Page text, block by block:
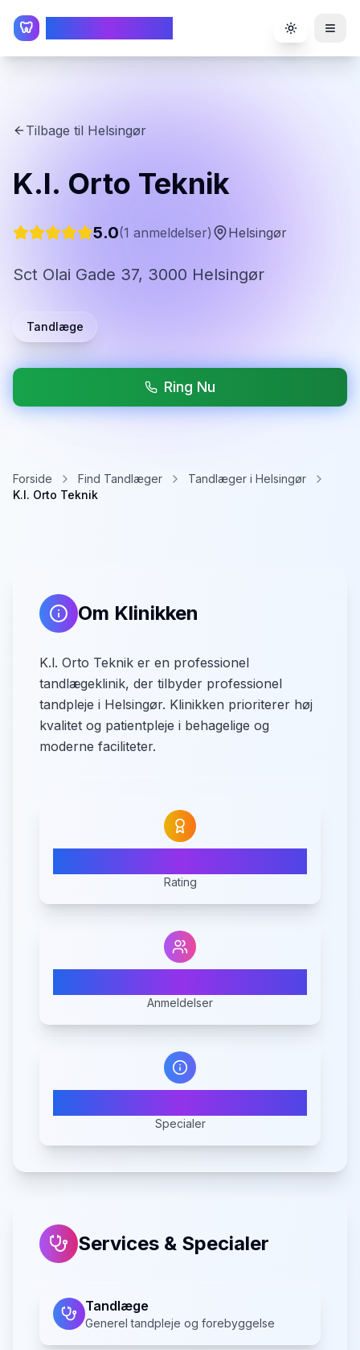
🦷 Toggle
Tilbage til Helsingør
K.l. Orto Teknik
5.0(1 anmeldelser) Helsingør
Sct Olai Gade 37, 3000 Helsingør
Tandlæge
Ring Nu
Forside Find Tandlæger
Tandlæger i Helsingør
K.l. Orto Teknik
Om Klinikken
K.l. Orto Teknik er en professionel
tandlægeklinik, der tilbyder professionel
tandpleje i Helsingør. Klinikken prioriterer høj
kvalitet og patientpleje i behagelige og
moderne faciliteter.
Rating
Anmeldelser
Specialer
Services & Specialer
Tandlæge
Generel tandpleje og forebyggelse